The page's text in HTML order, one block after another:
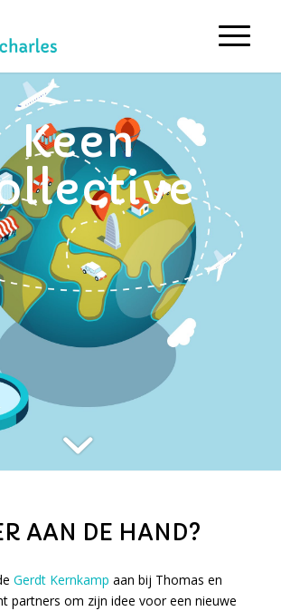
Keen
AAN DE HAND?
Gerdt Kernkamp aan bij Thomas en
partners om zijn idee voor een nieuwe